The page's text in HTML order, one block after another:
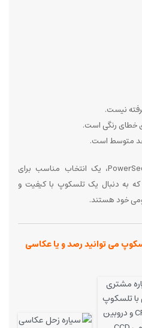
نیست.
خطای رنگی است.
متوسط است.
تلسکوپ سلسترون PowerSeeker 80EQ، یک انتخاب مناسب برای
به دنبال یک تلسکوپ با کیفیت و
خود هستند.
می توانید رصد و یا عکاسی